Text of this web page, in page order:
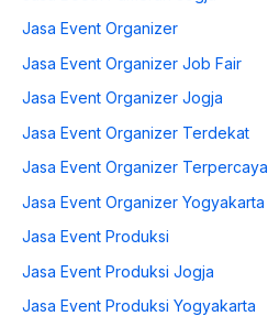
Jasa Event Organizer
Jasa Event Organizer Job Fair
Jasa Event Organizer Jogja
Jasa Event Organizer Terdekat
Jasa Event Organizer Terpercaya
Jasa Event Organizer Yogyakarta
Jasa Event Produksi
Jasa Event Produksi Jogja
Jasa Event Produksi Yogyakarta